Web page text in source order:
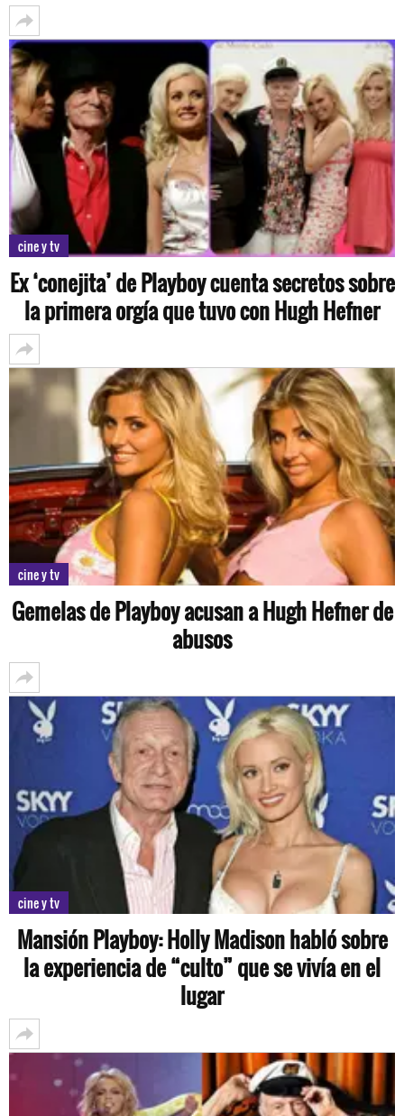
cine y tv
Ex ‘conejita’ de Playboy cuenta secretos sobre
la primera orgía que tuvo con Hugh Hefner
cine y tv
Gemelas de Playboy acusan a Hugh Hefner de
abusos
cine y tv
Mansión Playboy: Holly Madison habló sobre
la experiencia de “culto” que se vivía en el
lugar